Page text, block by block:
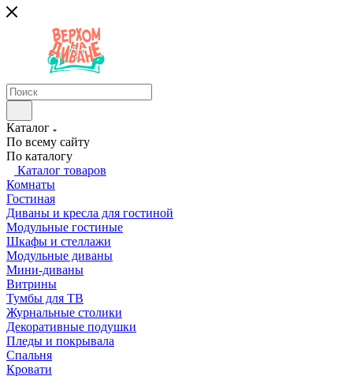
Каталог
По всему сайту
По каталогу
Каталог товаров
Комнаты
Гостиная
Диваны и кресла для гостиной
Модульные гостиные
Шкафы и стеллажи
Модульные диваны
Мини-диваны
Витрины
Тумбы для ТВ
Журнальные столики
Декоративные подушки
Пледы и покрывала
Спальня
Кровати